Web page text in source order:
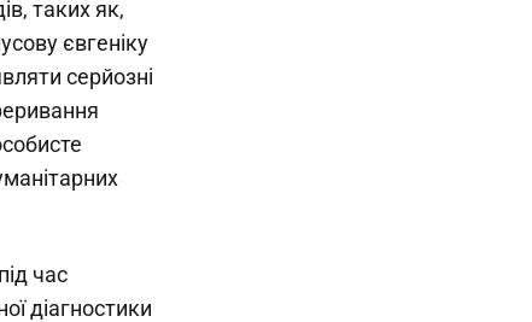
таких як,
євгеніку
серйозні
час
діагностики